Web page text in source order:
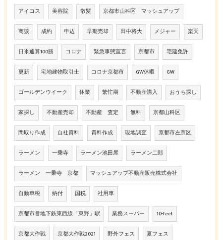
アイコス 美容院 散髪 京都市山科区 マッシュアップ
商談 成約 申込 早期売却 田中将大 メジャー 楽天
日米通算100勝 コロナ 緊急事態宣言 京都市 宅建免許
更新 宅地建物取引士 コロナ京都市 GW休暇 GW
ゴールデンウイーク 休業 繁忙期 不動産購入 おうち探し
家探し 不動産売却 不動産 査定 無料 京都山科区
間取り作成 自社資料 資料作成 現地調査 京都市左京区
ラーメン 一乗寺 ラーメン池田屋 ラーメン二郎
ラーメン 一乗寺 京都 マッシュアップ不動産販売株式会社
自動車税 納付 国税 社用車
京都市営地下鉄東西線「東野」駅 業務スーパー 10-feet
京都大作戦 京都大作戦2021 野外フェス 夏フェス